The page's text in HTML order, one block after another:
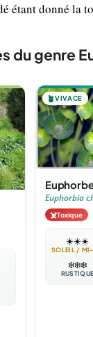
étant donné la
du genre
🪴VIVACE
Euphorbia
☠️Toxique
☀️☀️☀️
❄️❄️❄️
RUSTIQUE